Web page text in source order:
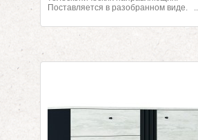
Поставляется в разобранном виде. ..